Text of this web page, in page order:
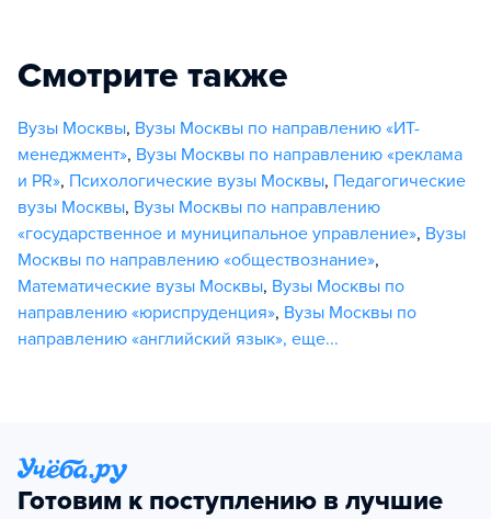
Смотрите также
Вузы Москвы, Вузы Москвы по направлению «ИТ-
менеджмент», Вузы Москвы по направлению «реклама
и PR», Психологические вузы Москвы, Педагогические
вузы Москвы, Вузы Москвы по направлению
«государственное и муниципальное управление», Вузы
Москвы по направлению «обществознание»,
Математические вузы Москвы, Вузы Москвы по
направлению «юриспруденция», Вузы Москвы по
направлению «английский язык», еще...
Готовим к поступлению в лучшие